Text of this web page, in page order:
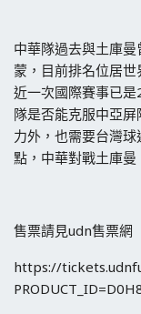
中華隊過去與土庫
蒙，目前排名位居
近一次國際賽事已
隊是否能克服中亞
力外，也需要台灣
點，中華對戰土庫曼
售票請見udn售票網
https://